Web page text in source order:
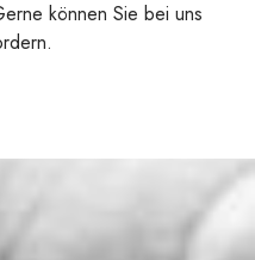
können Sie bei uns